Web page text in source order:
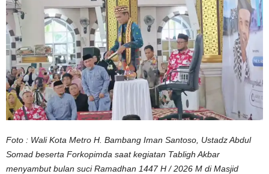
Foto : Wali Kota Metro H. Bambang Iman Santoso, Ustadz Abdul
Somad beserta Forkopimda saat kegiatan Tabligh Akbar
menyambut bulan suci Ramadhan 1447 H / 2026 M di Masjid